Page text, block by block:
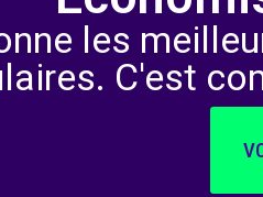
les
C'est